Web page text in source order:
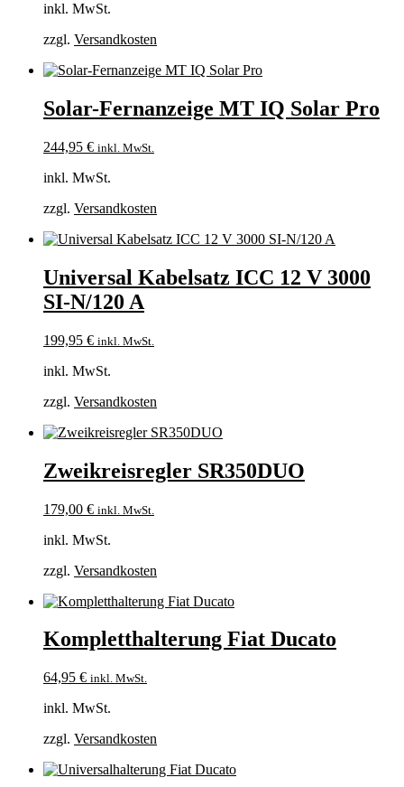
inkl. MwSt.
zzgl. Versandkosten
Solar-Fernanzeige MT IQ Solar Pro
244,95 € inkl. MwSt.
inkl. MwSt.
zzgl. Versandkosten
Universal Kabelsatz ICC 12 V 3000
SI-N/120 A
199,95 € inkl. MwSt.
inkl. MwSt.
zzgl. Versandkosten
Zweikreisregler SR350DUO
179,00 € inkl. MwSt.
inkl. MwSt.
zzgl. Versandkosten
Kompletthalterung Fiat Ducato
64,95 € inkl. MwSt.
inkl. MwSt.
zzgl. Versandkosten